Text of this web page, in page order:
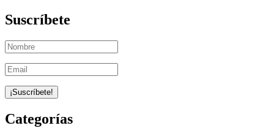
Suscríbete
Categorías